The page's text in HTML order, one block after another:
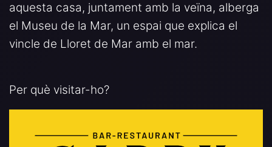
aquesta casa, juntament amb la veïna, alberga
el Museu de la Mar, un espai que explica el
vincle de Lloret de Mar amb el mar.
Per què visitar-ho?